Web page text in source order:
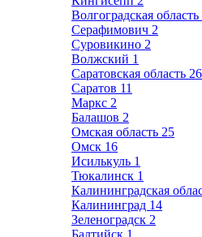
Волгоградская область
Серафимович 2
Суровикино 2
Волжский 1
Саратовская область 26
Саратов 11
Маркс 2
Балашов 2
Омская область 25
Омск 16
Исилькуль 1
Тюкалинск 1
Калининградская
Калининград 14
Зеленоградск 2
Балтийск 1